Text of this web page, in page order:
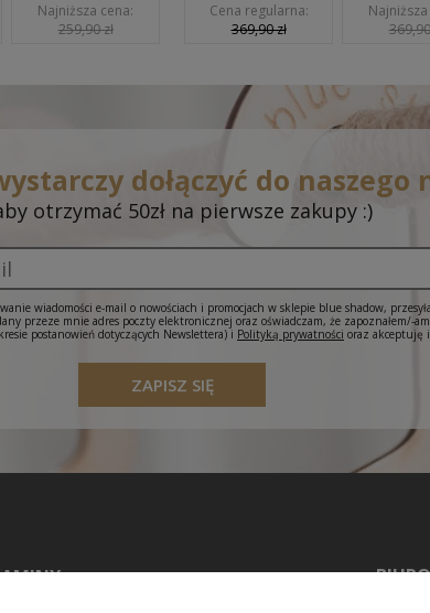
Najniższa cena:
259,90 zł
Cena regularna:
369,90 zł
dołączyć do
otrzymać 50zł na pierwsze zakupy :)
wiadomości e-mail o nowościach i promocjach w sklepie blue shadow,
przeze mnie adres poczty elektronicznej oraz oświadczam, że zapoznałem/-
postanowień dotyczących Newslettera) i Polityką prywatności oraz akceptuję
ZAPISZ SIĘ